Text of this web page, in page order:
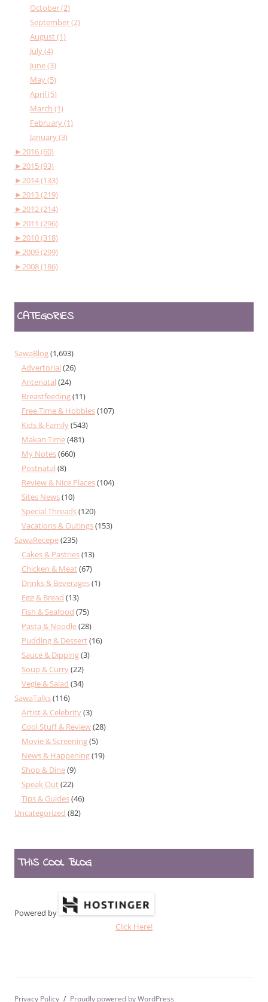
October (2)
September (2)
August (1)
July (4)
June (3)
May (5)
April (5)
March (1)
February (1)
January (3)
►2016 (60)
►2015 (93)
►2014 (133)
►2013 (219)
►2012 (214)
►2011 (296)
►2010 (318)
►2009 (299)
►2008 (186)
CATEGORIES
SawaBlog(1,693)
Advertorial (26)
Antenatal (24)
Breastfeeding(11)
Free Time & Hobbies(107)
Kids & Family(543)
Makan Time(481)
My Notes(660)
Postnatal (8)
Review & Nice Places(104)
Sites News(10)
Special Threads(120)
Vacations & Outings(153)
SawaRecepe(235)
Cakes & Pastries(13)
Chicken & Meat(67)
Drinks & Beverages(1)
Egg & Bread (13)
Fish & Seafood (75)
Pasta & Noodle(28)
Pudding & Dessert(16)
Sauce & Dipping(3)
Soup & Curry(22)
Vegie & Salad (34)
SawaTalks(116)
Artist & Celebrity(3)
Cool Stuff & Review(28)
Movie & Screening(5)
News & Happening(19)
Shop & Dine(9)
Speak Out(22)
Tips & Guides(46)
Uncategorized (82)
THIS COOL BLOG
Powered by
Click Here!
Privacy Policy Proudly powered by WordPress